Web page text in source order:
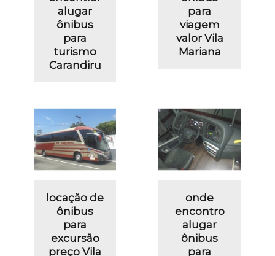
alugar
ônibus
para
turismo
Carandiru
para
viagem
valor Vila
Mariana
locação de
ônibus
para
excursão
preço Vila
onde
encontro
alugar
ônibus
para